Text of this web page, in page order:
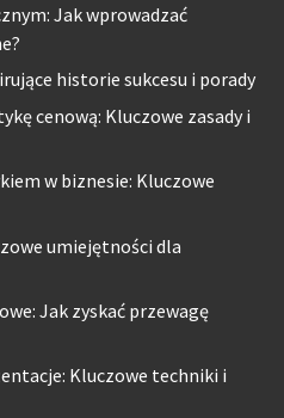
Jak wprowadzać
historie sukcesu i porady
cenową: Kluczowe zasady i
w biznesie: Kluczowe
umiejętności dla
Jak zyskać przewagę
Kluczowe techniki i